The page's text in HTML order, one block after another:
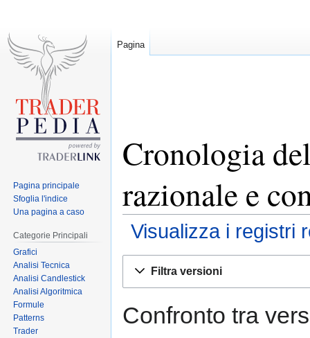
Cronologia
razionale e
Visualizza i registri
Filtra versioni
Confronto tra
Pagina
Pagina principale
Sfoglia l'indice
Una pagina a caso
Categorie Principali
Grafici
Analisi Tecnica
Analisi Candlestick
Analisi Algoritmica
Formule
Patterns
Trader